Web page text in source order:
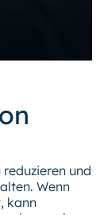
und
Wenn
kann